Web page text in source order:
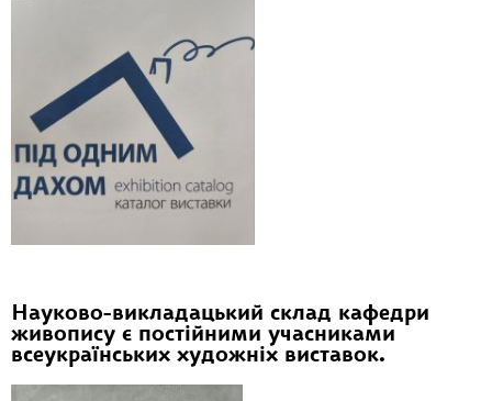
Науково-викладацький склад кафедри
живопису є постійними учасниками
всеукраїнських художніх виставок.